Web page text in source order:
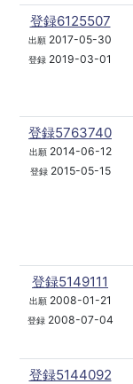
登録6125507
出願 2017-05-30
登録 2019-03-01
登録5763740
出願2014-06-12
登録2015-05-15
登録5149111
出願2008-01-21
登録2008-07-04
登録5144092